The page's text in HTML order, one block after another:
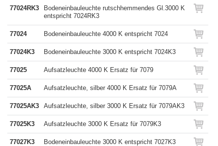
77024RK3
Bodeneinbauleuchte rutschhemmendes Gl.3000 K
entspricht 7024RK3
77024 Bodeneinbauleuchte 4000 K entspricht 7024
77024K3 Bodeneinbauleuchte 3000 K entspricht 7024K3
77025 Aufsatzleuchte 4000 K Ersatz für 7079
77025A Aufsatzleuchte, silber 4000 K Ersatz für 7079A
77025AK3 Aufsatzleuchte, silber 3000 K Ersatz für 7079AK3
77025K3 Aufsatzleuchte 3000 K Ersatz für 7079K3
77027K3 Bodeneinbauleuchte 3000 K entspricht 7027K3